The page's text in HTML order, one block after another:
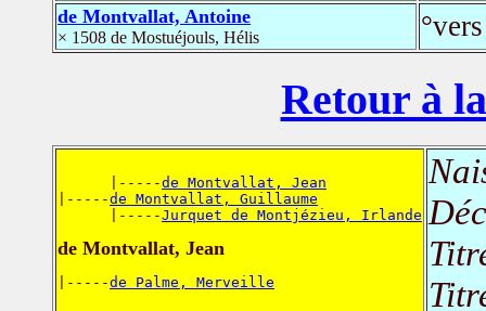
de Montvallat, Antoine
× 1508 de Mostuéjouls, Hélis
Retour à
      |-----
de Montvallat, Jean
|-----de Montvallat, Guillaume
      |-----
Jurquet de Montjézieu, Irlande
de Montvallat, Jean
|-----de Palme, Merveille